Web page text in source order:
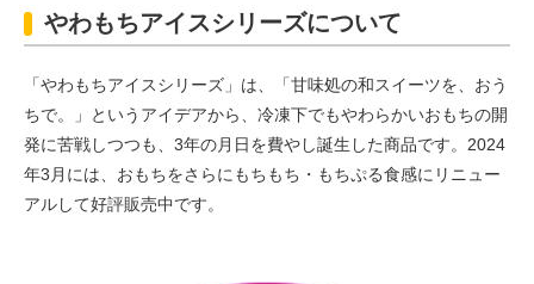
やわもちアイスシリーズについて
「やわもちアイスシリーズ」は、「甘味処の和スイーツを、おう
ちで。」というアイデアから、冷凍下でもやわらかいおもちの開
発に苦戦しつつも、3年の月日を費やし誕生した商品です。2024
年3月には、おもちをさらにもちもち・もちぷる食感にリニュー
アルして好評販売中です。